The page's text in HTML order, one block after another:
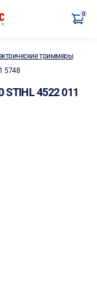
0
триммеры
5748
STIHL 4522 011